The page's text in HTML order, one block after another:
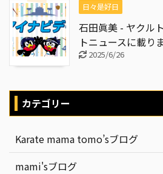
日々是好日
石田眞美 - ヤクル
トニュースに載り
2025/6/26
カテゴリー
Karate mama tomo’sブログ
mami'sブログ